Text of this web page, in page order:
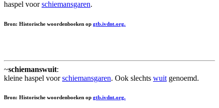
haspel voorschiemansgaren.
Bron: Historische woordenboeken op gtb.ivdnt.org.
~schiemanswuit:
kleine haspel voorschiemansgaren. Ook slechts wuit genoemd.
Bron: Historische woordenboeken op gtb.ivdnt.org.